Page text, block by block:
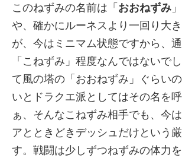
このねずみの名前は「 おおねずみ
や、確かにルーネスより一回り大
が、今はミニマム状態ですから、
「こねずみ」程度なんではないで
て風の塔の「おおねずみ」ぐらい
いとドラクエ派としてはその名を
ぁ、そんなこねずみ相手でも、今
アとときどきデッシュだけという
す。戦闘は少しずつねずみの体力